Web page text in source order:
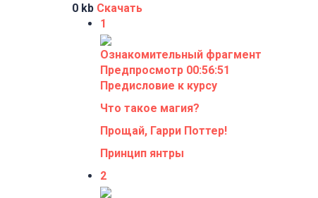
0 kb Скачать
1
Ознакомительный фрагмент
Предпросмотр 00:56:51
Предисловие к курсу
Что такое магия?
Прощай, Гарри Поттер!
Принцип янтры
2